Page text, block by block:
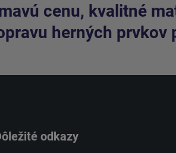
cenu, kvalitné
herných prvkov
odkazy